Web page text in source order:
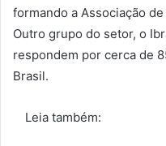
formando a Associação
Outro grupo do setor, o
respondem por cerca de
Brasil.
Leia também: